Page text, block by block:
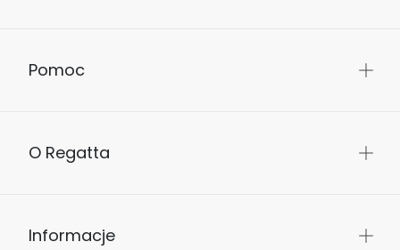
Pomoc
O Regatta
Informacje